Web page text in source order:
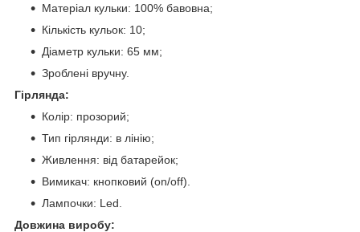
Матеріал кульки: 100% бавовна;
Кількість кульок: 10;
Діаметр кульки: 65 мм;
Зроблені вручну.
Гірлянда:
Колір: прозорий;
Тип гірлянди: в лінію;
Живлення: від батарейок;
Вимикач: кнопковий (on/off).
Лампочки: Led.
Довжина виробу: